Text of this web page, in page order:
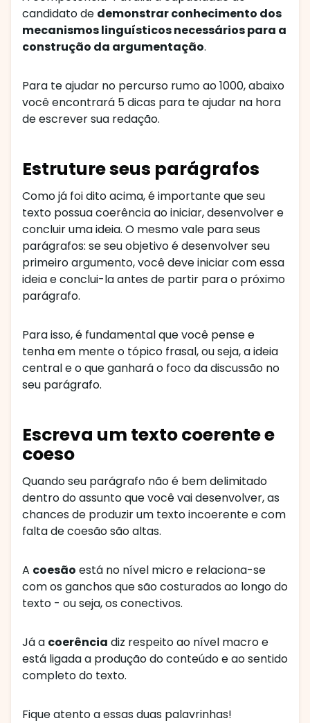
candidato de demonstrar conhecimento dos
mecanismos linguísticos necessários para a
construção da argumentação.
Para te ajudar no percurso rumo ao 1000, abaixo
você encontrará 5 dicas para te ajudar na hora
de escrever sua redação.
Estruture seus parágrafos
Como já foi dito acima, é importante que seu
texto possua coerência ao iniciar, desenvolver e
concluir uma ideia. O mesmo vale para seus
parágrafos: se seu objetivo é desenvolver seu
primeiro argumento, você deve iniciar com essa
ideia e conclui-la antes de partir para o próximo
parágrafo.
Para isso, é fundamental que você pense e
tenha em mente o tópico frasal, ou seja, a ideia
central e o que ganhará o foco da discussão no
seu parágrafo.
Escreva um texto coerente e
coeso
Quando seu parágrafo não é bem delimitado
dentro do assunto que você vai desenvolver, as
chances de produzir um texto incoerente e com
falta de coesão são altas.
A coesão está no nível micro e relaciona-se
com os ganchos que são costurados ao longo do
texto - ou seja, os conectivos.
Já a coerência diz respeito ao nível macro e
está ligada a produção do conteúdo e ao sentido
completo do texto.
Fique atento a essas duas palavrinhas!